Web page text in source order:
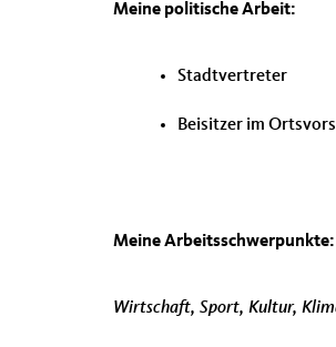
Meine politische Arbeit:
Stadtvertreter
Beisitzer im
Meine Arbeitsschwerpunkte:
Wirtschaft, Sport, Kultur,